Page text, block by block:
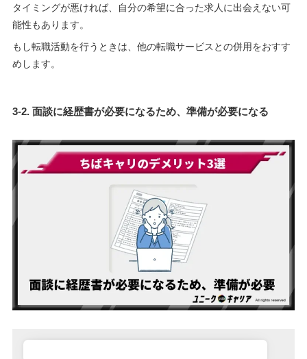
タイミングが悪ければ、自分の希望に合った求人に出会えない可
能性もあります。
もし転職活動を行うときは、他の転職サービスとの併用をおすす
めします。
3-2. 面談に経歴書が必要になるため、準備が必要になる